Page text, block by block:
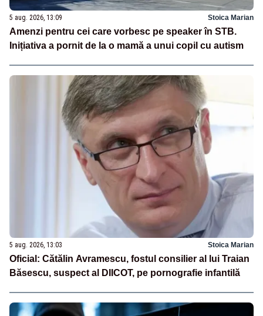
5 aug. 2026, 13:09 Stoica Marian
Amenzi pentru cei care vorbesc pe speaker în STB.
Inițiativa a pornit de la o mamă a unui copil cu autism
5 aug. 2026, 13:03 Stoica Marian
Oficial: Cătălin Avramescu, fostul consilier al lui Traian
Băsescu, suspect al DIICOT, pe pornografie infantilă